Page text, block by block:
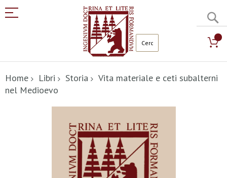
al
contenuto
Home Libri Storia
Vita materiale e ceti subalterni
nel Medioevo